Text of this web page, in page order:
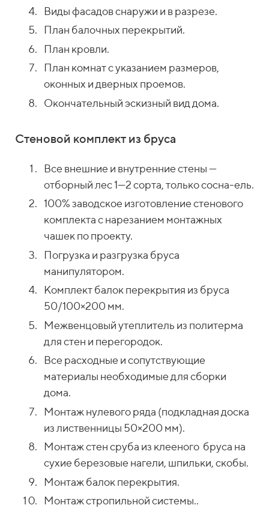
Виды фасадов снаружи и в разрезе.
План балочных перекрытий.
План кровли.
План комнат с указанием размеров,
оконных и дверных проемов.
Окончательный эскизный вид дома.
Стеновой комплект из бруса
Все внешние и внутренние стены —
отборный лес 1—2 сорта, только сосна-ель.
100% заводское изготовление стенового
комплекта с нарезанием монтажных
чашек по проекту.
Погрузка и разгрузка бруса
манипулятором.
Комплект балок перекрытия из бруса
50/100×200 мм.
Межвенцовый утеплитель из политерма
для стен и перегородок.
Все расходные и сопутствующие
материалы необходимые для сборки
дома.
Монтаж нулевого ряда (подкладная доска
из лиственницы 50×200 мм).
Монтаж стен сруба из клееного бруса на
сухие березовые нагели, шпильки, скобы.
Монтаж балок перекрытия.
Монтаж стропильной системы..